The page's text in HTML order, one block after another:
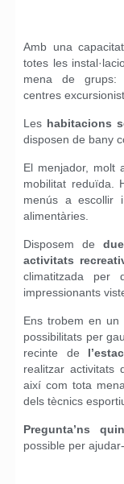
Amb una
totes les
mena de grups:
centres
Les habitacions
disposen de bany
El menjador, molt
mobilitat reduïda.
menús a escollir
alimentàries.
Disposem de
activitats
climatitzada per
impressionants
Ens trobem en un
possibilitats per
recinte de
realitzar activitats
així com tota
dels tècnics
Pregunta’ns
possible per